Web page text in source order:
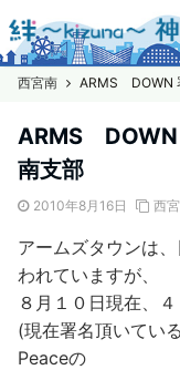
西宮南 ARMS
ARMS
南支部
2010年8月16日 西
アームズタウンは
われていますが、
８月１０日現在、４
(現在署名頂いてい
Peaceの